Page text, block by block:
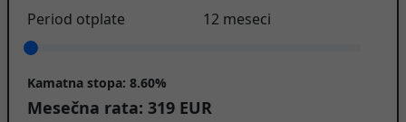
Period otplate 12 meseci
Kamatna stopa: 8.60%
Mesečna rata: 319 EUR